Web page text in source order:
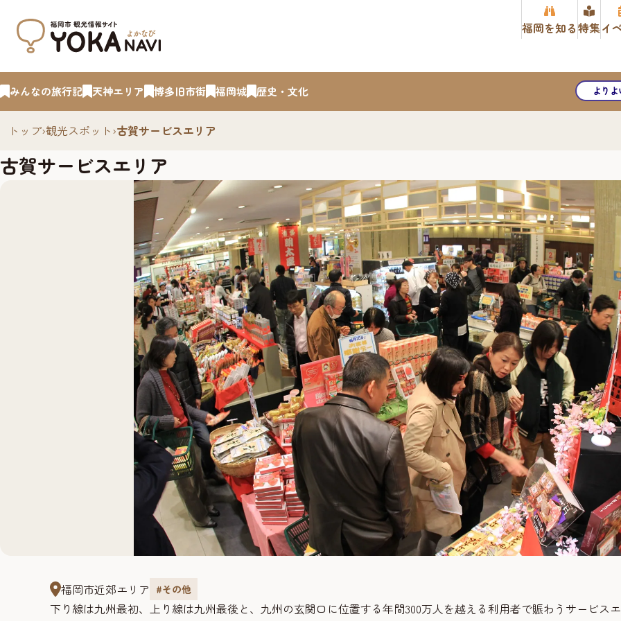
福岡を知る特集イ
みんなの旅行記 天神エリア 博多旧市街 福岡城 歴史・文化 より
トップ›観光スポット›古賀サービスエリア
古賀サービスエリア
福岡市近郊エリア #その他
下り線は九州最初、上り線は九州最後と、九州の玄関口に位置する年間300万人を越える利用者で賑わうサービス